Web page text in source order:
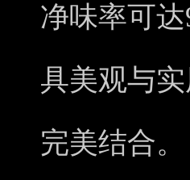
净味率可
具美观与
完美结合。